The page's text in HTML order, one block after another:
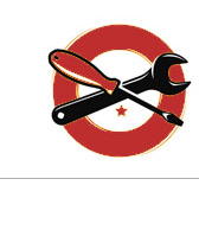
content